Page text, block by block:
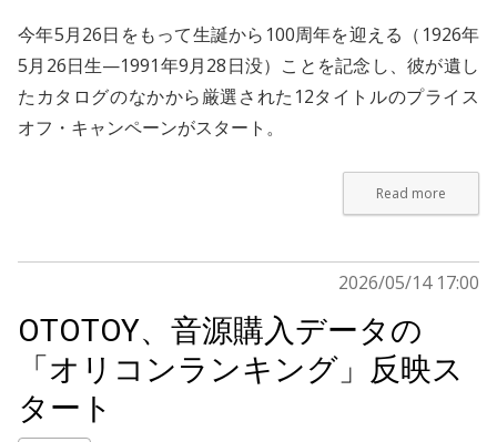
今年5月26日をもって生誕から100周年を迎える（1926年
5月26日生—1991年9月28日没）ことを記念し、彼が遺し
たカタログのなかから厳選された12タイトルのプライス
オフ・キャンペーンがスタート。
Read more
2026/05/14 17:00
OTOTOY、音源購入データの
「オリコンランキング」反映ス
タート